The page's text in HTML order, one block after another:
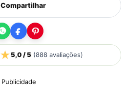
Compartilhar
★5,0/ 5(888avaliações)
Publicidade